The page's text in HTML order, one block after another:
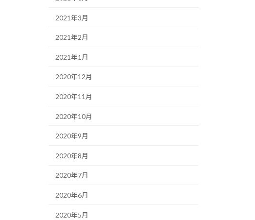
2021年3月
2021年2月
2021年1月
2020年12月
2020年11月
2020年10月
2020年9月
2020年8月
2020年7月
2020年6月
2020年5月